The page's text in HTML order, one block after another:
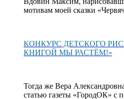
мотивам моей сказки
КОНКУРС ДЕТСКОГО
КНИГОЙ МЫ РАСТЁМ!»
Тогда же Вера
статью газеты «ГородОК» с